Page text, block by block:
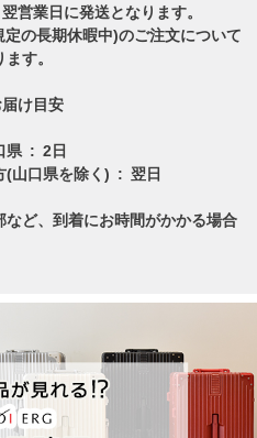
営業日に発送となります。
の長期休暇中)のご注文について
す。
け目安
県 : 2日
山口県を除く) : 翌日
ど、到着にお時間がかかる場合